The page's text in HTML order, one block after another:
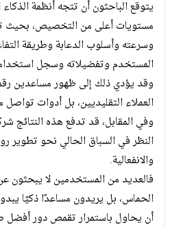
يتوقع الباحثون أن تتجه أنظمة
مستويات أعلى من التخصيص، بحيث
وسرعته وأسلوب الدعابة وطريقة
المستخدم وتفضيلاته وسجل
وقد يؤدي ذلك إلى ظهور مساعدين
العملاء التقليديين، بل أدوات
وفي المقابل، قد تدفع هذه النتائج
النظر في السباق الحالي نحو تطوير
والانفعالية.
فالعديد من المستخدمين لا يبحثون
الحماس، بل يريدون مساعدًا ذكيًا
أن يحاول باستمرار تقمص دور